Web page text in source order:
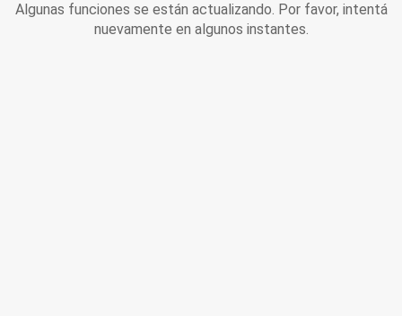
Algunas funciones se están actualizando. Por favor, intentá
nuevamente en algunos instantes.